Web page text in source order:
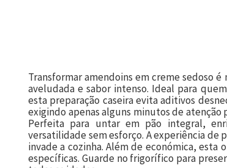
Transformar amendoins em creme sedoso
aveludada e sabor intenso. Ideal para
esta preparação caseira evita aditivos
exigindo apenas alguns minutos de atenção
Perfeita para untar em pão integral,
versatilidade sem esforço. A experiência de
invade a cozinha. Além de económica,
específicas. Guarde no frigorífico para